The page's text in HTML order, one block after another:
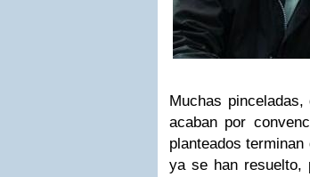
Muchas
acaban por
planteados
ya se han resuelto,